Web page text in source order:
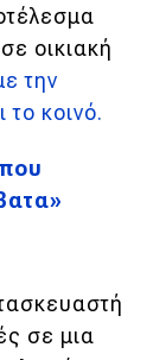
οικιακή
την
κοινό.
σε μια